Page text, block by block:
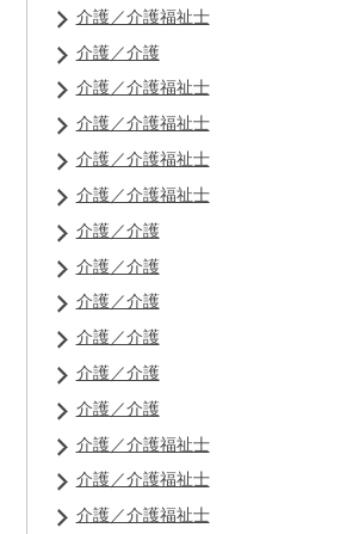
介護／介護福祉士
介護／介護
介護／介護福祉士
介護／介護福祉士
介護／介護福祉士
介護／介護福祉士
介護／介護
介護／介護
介護／介護
介護／介護
介護／介護
介護／介護
介護／介護福祉士
介護／介護福祉士
介護／介護福祉士